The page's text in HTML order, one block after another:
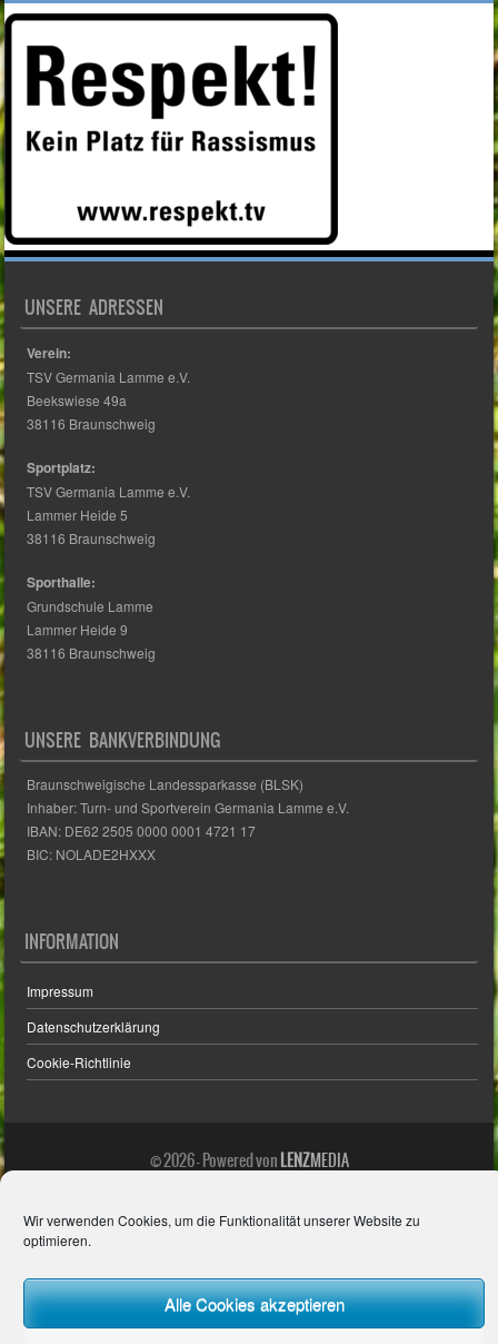
Wir verwenden Cookies, um die Funktionalität unserer Website zu
optimieren.
Alle Cookies akzeptieren
Verein:
38116 Braunschweig
Sportplatz:
Lammer Heide 5
38116 Braunschweig
Sporthalle:
Lammer Heide 9
38116 Braunschweig
Braunschweigische Landessparkasse (BLSK)
IBAN: DE62 2505 0000 0001 4721 17
BIC: NOLADE2HXXX
Impressum
Datenschutzerklärung
Cookie-Richtlinie